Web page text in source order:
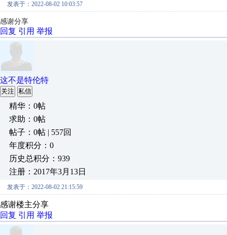
发表于：2022-08-02 10:03:57
感谢分享
回复 引用 举报
这不是特伦特
关注 私信
精华：0帖
求助：0帖
帖子：0帖 | 557回
年度积分：0
历史总积分：939
注册：2017年3月13日
发表于：2022-08-02 21:15:59
感谢楼主分享
回复 引用 举报